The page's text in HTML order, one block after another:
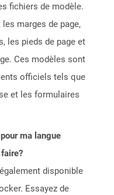
fichiers de modèle.
marges de page,
les pieds de page et
Ces modèles sont
officiels tels que
et les formulaires
ma langue
disponible
Essayez de